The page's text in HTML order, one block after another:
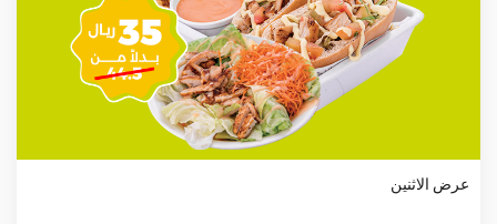
عرض الاثنين